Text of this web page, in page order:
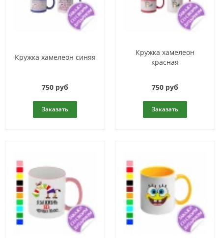
Кружка хамелеон синяя
750 руб
Заказать
Кружка хамелеон
красная
750 руб
Заказать